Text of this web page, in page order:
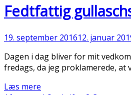
Fedtfattig
19. september 201612. januar
Dagen i dag bliver for mit
fredags, da jeg proklamerede,
Læs mere